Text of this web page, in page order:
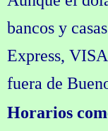
bancos y
Express,
fuera de
Horarios